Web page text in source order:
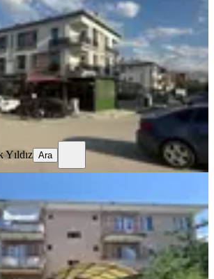
İnönü Mahallesi
65 m²·1. Kat·17.07.2026
₺ 22.000 ₺
Yıldız
Yıldız Ara
3+1 Kiralık Daire
Ergenekon Mahallesi
·135 m² 3. Kat 17.07.2026